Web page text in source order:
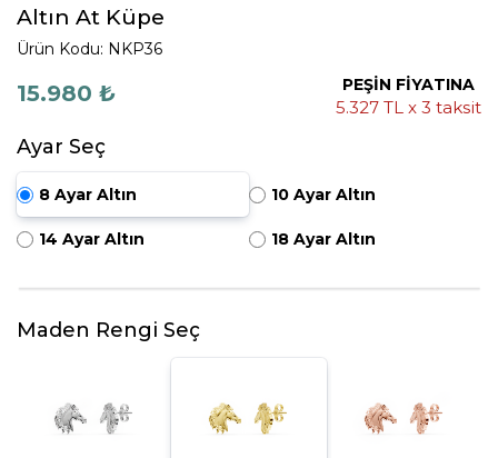
Altın At Küpe
Ürün Kodu: NKP36
15.980 ₺ PEŞİN FİYATINA
5.327 TL x 3 taksit
Ayar Seç
8 Ayar Altın 10 Ayar Altın
14 Ayar Altın 18 Ayar Altın
Maden Rengi Seç